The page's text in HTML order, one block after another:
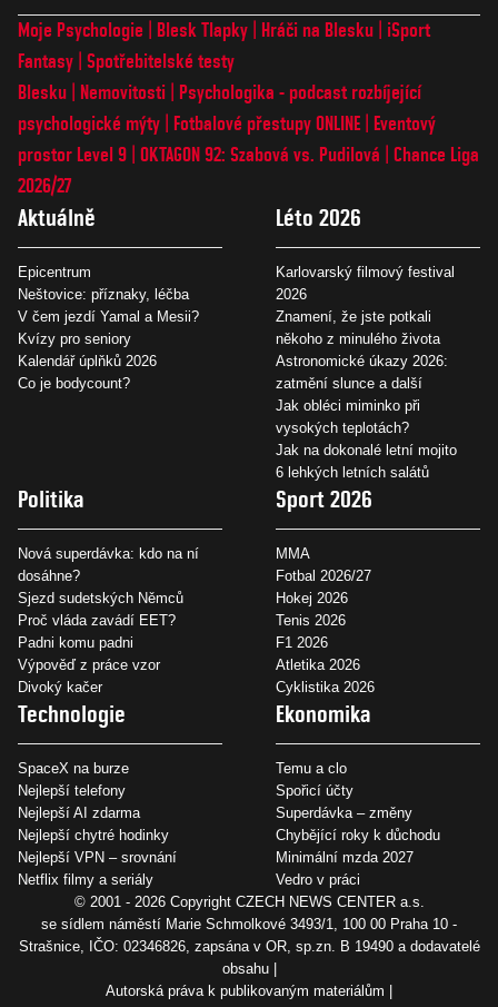
Moje Psychologie Blesk Tlapky Hráči na Blesku
iSport
Fantasy Spotřebitelské testy
Blesku
Nemovitosti
Psychologika - podcast rozbíjející
psychologické mýty
Fotbalové přestupy ONLINE
Eventový
prostor Level 9 OKTAGON 92: Szabová vs. Pudilová
Chance Liga
2026/27
Aktuálně
Epicentrum
Neštovice: příznaky, léčba
V čem jezdí Yamal a Mesii?
Kvízy pro seniory
Kalendář úplňků 2026
Co je bodycount?
Léto 2026
Karlovarský filmový festival
2026
Znamení, že jste potkali
někoho z minulého života
Astronomické úkazy 2026:
zatmění slunce a další
Jak obléci miminko při
vysokých teplotách?
Jak na dokonalé letní mojito
6 lehkých letních salátů
Politika
Nová superdávka: kdo na ní
dosáhne?
Sjezd sudetských Němců
Proč vláda zavádí EET?
Padni komu padni
Výpověď z práce vzor
Divoký kačer
Sport 2026
MMA
Fotbal 2026/27
Hokej 2026
Tenis 2026
F1 2026
Atletika 2026
Cyklistika 2026
Technologie
SpaceX na burze
Nejlepší telefony
Nejlepší AI zdarma
Nejlepší chytré hodinky
Nejlepší VPN – srovnání
Netflix filmy a seriály
Ekonomika
Temu a clo
Spořicí účty
Superdávka – změny
Chybějící roky k důchodu
Minimální mzda 2027
Vedro v práci
© 2001 - 2026 Copyright CZECH NEWS CENTER a.s.
se sídlem náměstí Marie Schmolkové 3493/1, 100 00 Praha 10 -
Strašnice, IČO: 02346826, zapsána v OR, sp.zn. B 19490 a dodavatelé
obsahu
Autorská práva k publikovaným materiálům